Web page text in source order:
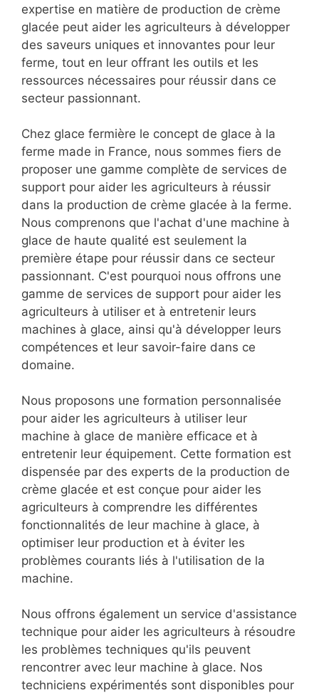
expertise en matière de production de crème
glacée peut aider les agriculteurs à développer
des saveurs uniques et innovantes pour leur
ferme, tout en leur offrant les outils et les
ressources nécessaires pour réussir dans ce
secteur passionnant.
Chez glace fermière le concept de glace à la
ferme made in France, nous sommes fiers de
proposer une gamme complète de services de
support pour aider les agriculteurs à réussir
dans la production de crème glacée à la ferme.
Nous comprenons que l'achat d'une machine à
glace de haute qualité est seulement la
première étape pour réussir dans ce secteur
passionnant. C'est pourquoi nous offrons une
gamme de services de support pour aider les
agriculteurs à utiliser et à entretenir leurs
machines à glace, ainsi qu'à développer leurs
compétences et leur savoir-faire dans ce
domaine.
Nous proposons une formation personnalisée
pour aider les agriculteurs à utiliser leur
machine à glace de manière efficace et à
entretenir leur équipement. Cette formation est
dispensée par des experts de la production de
crème glacée et est conçue pour aider les
agriculteurs à comprendre les différentes
fonctionnalités de leur machine à glace, à
optimiser leur production et à éviter les
problèmes courants liés à l'utilisation de la
machine.
Nous offrons également un service d'assistance
technique pour aider les agriculteurs à résoudre
les problèmes techniques qu'ils peuvent
rencontrer avec leur machine à glace. Nos
techniciens expérimentés sont disponibles pour